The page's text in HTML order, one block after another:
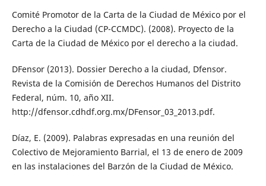
Comité Promotor de la Carta de la Ciudad de México por el
Derecho a la Ciudad (CP-CCMDC). (2008). Proyecto de la
Carta de la Ciudad de México por el derecho a la ciudad.
DFensor (2013). Dossier Derecho a la ciudad, Dfensor.
Revista de la Comisión de Derechos Humanos del Distrito
Federal, núm. 10, año XII.
http://dfensor.cdhdf.org.mx/DFensor_03_2013.pdf.
Díaz, E. (2009). Palabras expresadas en una reunión del
Colectivo de Mejoramiento Barrial, el 13 de enero de 2009
en las instalaciones del Barzón de la Ciudad de México.